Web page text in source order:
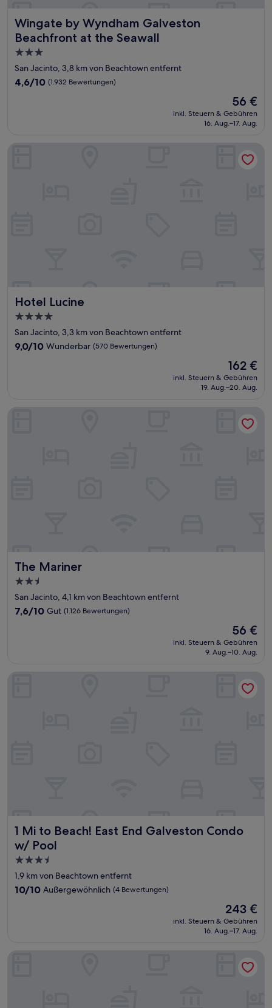
Wingate by Wyndham Galveston
Beachfront at the Seawall
Wingate by Wyndham Galveston Beachfront at the
3.0-
Sterne-
Unterkunft
San Jacinto, 3,8 km von Beachtown entfernt
4.6
4,6/10 (1.932 Bewertungen)
Der
Preis
beträgt
56 €
inkl. Steuern & Gebühren
16. Aug.–17. Aug.
Hotel Lucine
Hotel Lucine
4.0-
Sterne-
Unterkunft
San Jacinto, 3,3 km von Beachtown entfernt
9.0
9,0/10 Wunderbar (570 Bewertungen)
Der
Preis
beträgt
162 €
inkl. Steuern & Gebühren
19. Aug.–20. Aug.
Hotel Lucine
The Mariner
The Mariner
2.5-
Sterne-
Unterkunft
San Jacinto, 4,1 km von Beachtown entfernt
7.6
7,6/10 Gut (1.126 Bewertungen)
Der
Preis
beträgt
56 €
inkl. Steuern & Gebühren
9. Aug.–10. Aug.
1 Mi to Beach! East End Galveston Condo
w/ Pool
1 Mi to Beach! East End Galveston Condo w/ Pool
3.5-
Sterne-
Unterkunft
1,9 km von Beachtown entfernt
10.0
10/10 Außergewöhnlich (4 Bewertungen)
Der
Preis
beträgt
243 €
inkl. Steuern & Gebühren
16. Aug.–17. Aug.
1 Mi to Beach! East End Galveston Condo w/ Pool